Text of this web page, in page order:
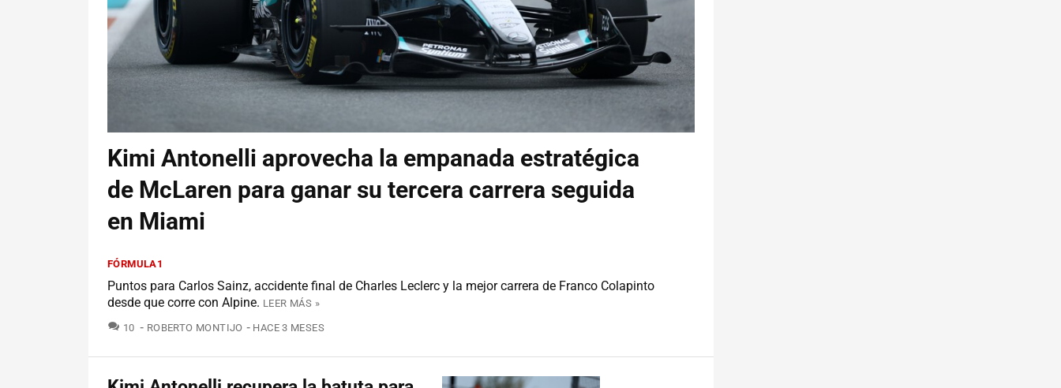
Kimi Antonelli aprovecha la empanada estratégica
de McLaren para ganar su tercera carrera seguida
en Miami
FÓRMULA1
Puntos para Carlos Sainz, accidente final de Charles Leclerc y la mejor carrera de Franco Colapinto
desde que corre con Alpine. LEER MÁS »
10 COMENTARIOS
ROBERTO MONTIJO HACE 3 MESES